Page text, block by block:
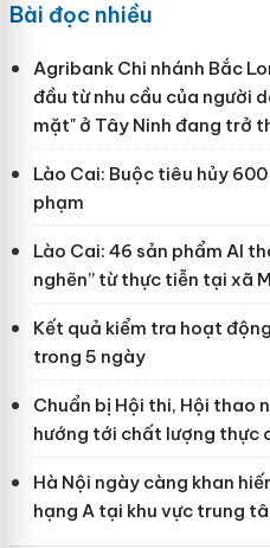
Bài đọc nhiều
Agribank Chi nhánh Bắc
đầu từ nhu cầu của người
mặt" ở Tây Ninh đang trở
Lào Cai: Buộc tiêu hủy
phạm
Lào Cai: 46 sản phẩm AI
nghẽn” từ thực tiễn tại xã
Kết quả kiểm tra hoạt
trong 5 ngày
Chuẩn bị Hội thi, Hội thao
hướng tới chất lượng thực
Hà Nội ngày càng khan
hạng A tại khu vực trung